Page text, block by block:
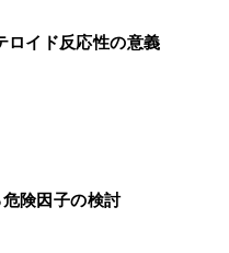
イド反応性の意義
険因子の検討